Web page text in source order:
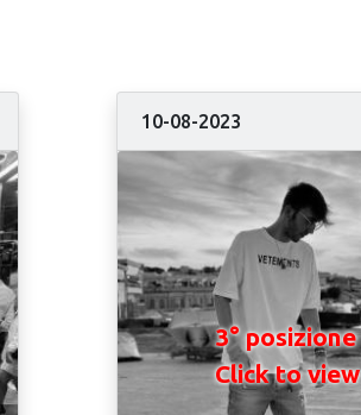
10-08-2023
3° posizione
Click to view